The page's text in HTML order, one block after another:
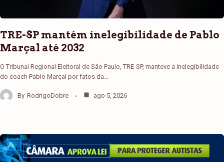
TRE-SP mantém inelegibilidade de Pablo
Marçal até 2032
O Tribunal Regional Eleitoral de São Paulo, TRE-SP, manteve a inelegibilidade
do coach Pablo Marçal por fatos da…
By RodrigoDobre ago 5, 2026